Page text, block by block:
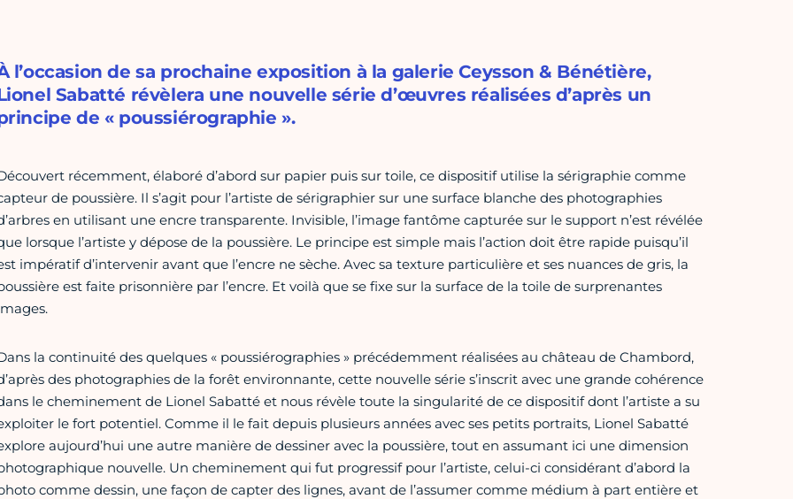
l’occasion de sa prochaine exposition à la galerie Ceysson & Bénétière,
Sabatté révèlera une nouvelle série d’œuvres réalisées d’après un
de « poussiérographie ».
récemment, élaboré d’abord sur papier puis sur toile, ce dispositif utilise la sérigraphie comme
de poussière. Il s’agit pour l’artiste de sérigraphier sur une surface blanche des photographies
en utilisant une encre transparente. Invisible, l’image fantôme capturée sur le support n’est révélée
lorsque l’artiste y dépose de la poussière. Le principe est simple mais l’action doit être rapide puisqu’il
impératif d’intervenir avant que l’encre ne sèche. Avec sa texture particulière et ses nuances de gris, la
est faite prisonnière par l’encre. Et voilà que se fixe sur la surface de la toile de surprenantes
la continuité des quelques « poussiérographies » précédemment réalisées au château de Chambord,
des photographies de la forêt environnante, cette nouvelle série s’inscrit avec une grande cohérence
le cheminement de Lionel Sabatté et nous révèle toute la singularité de ce dispositif dont l’artiste a su
le fort potentiel. Comme il le fait depuis plusieurs années avec ses petits portraits, Lionel Sabatté
aujourd’hui une autre manière de dessiner avec la poussière, tout en assumant ici une dimension
nouvelle. Un cheminement qui fut progressif pour l’artiste, celui-ci considérant d’abord la
comme dessin, une façon de capter des lignes, avant de l’assumer comme médium à part entière et